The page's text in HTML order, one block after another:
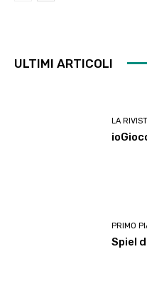
ULTIMI ARTICOLI
LA
PRIMO
Spiel